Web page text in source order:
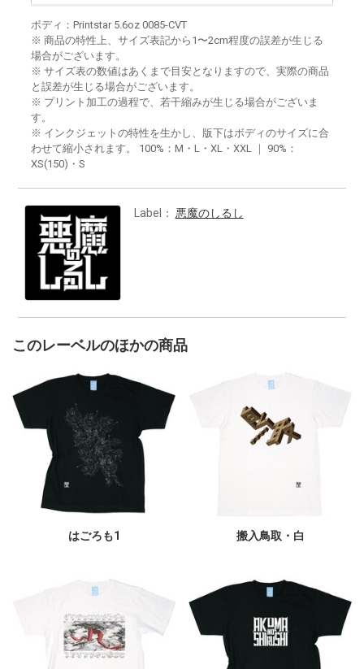
ボディ：Printstar 5.6oz 0085-CVT
※ 商品の特性上、サイズ表記から1〜2cm程度の誤差が生じる
場合がございます。
※ サイズ表の数値はあくまで目安となりますので、実際の商品
と誤差が生じる場合がございます。
※ プリント加工の過程で、若干縮みが生じる場合がございま
す。
※ インクジェットの特性を生かし、版下はボディのサイズに合
わせて縮小されます。 100%：M・L・XL・XXL ｜ 90%：
XS(150)・S
Label： 悪魔のしるし
このレーベルのほかの商品
はごろも1 搬入鳥取・白